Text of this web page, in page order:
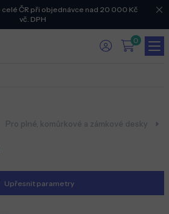
ČR při objednávce nad 20 000 Kč
vč. DPH
0
Pro plné, komůrkové a zámkové desky
Upřesnit parametry